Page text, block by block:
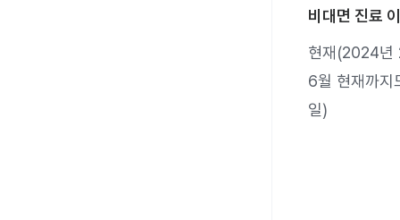
비대면 진료
현재(2024년
6월 현재까지
일)